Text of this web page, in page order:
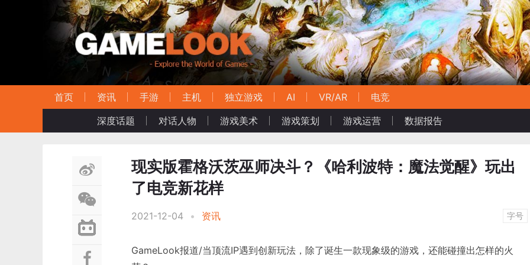
首页 资讯 手游 主机 独立游戏 AI VR/AR
电竞
深度话题
对话人物 游戏美术 游戏策划 游戏运营 数据报告
现实版霍格沃茨巫师决斗？《哈利波特：魔法觉醒》玩出
了电竞新花样
2021-12-04 • 资讯 字号
GameLook报道/当顶流IP遇到创新玩法，除了诞生一款现象级的游戏，还能碰撞出怎样的火